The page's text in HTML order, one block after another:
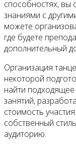
способностях, вы
знаниями с
можете
где будете
дополнительный
Организация
некоторой
найти
занятий,
стоимость
собственный
аудиторию.